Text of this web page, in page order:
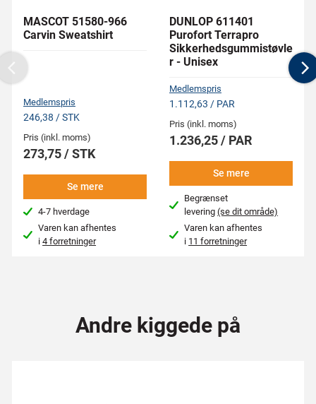
MASCOT 51580-966
Carvin Sweatshirt
Medlemspris
246,38 / STK
Pris (inkl. moms)
273,75 / STK
Se mere
4-7 hverdage
Varen kan afhentes
i4 forretninger
DUNLOP 611401
Purofort Terrapro
Sikkerhedsgummistøvle
r - Unisex
Medlemspris
1.112,63 / PAR
Pris (inkl. moms)
1.236,25 / PAR
Se mere
Begrænset
levering(se dit område)
Varen kan afhentes
i 11 forretninger
Previous
Andre kiggede på